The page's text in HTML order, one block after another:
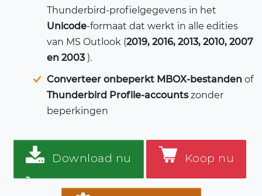
Thunderbird-profielgegevens in het
Unicode-formaat dat werkt in alle edities
van MS Outlook (2019, 2016, 2013, 2010, 2007
en 2003 ).
Converteer onbeperkt MBOX-bestanden of
Thunderbird Profile-accountszonder
beperkingen
Download nu Koop nu